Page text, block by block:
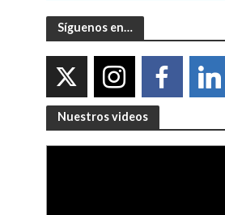
Síguenos en…
Nuestros videos